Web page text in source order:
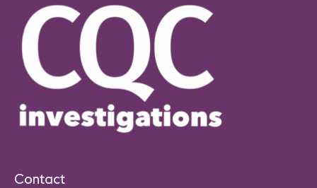
Contact